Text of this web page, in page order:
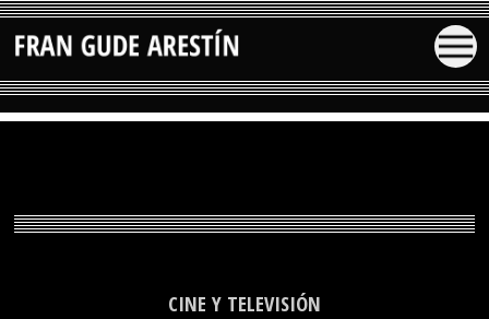
CINE Y TELEVISIÓN